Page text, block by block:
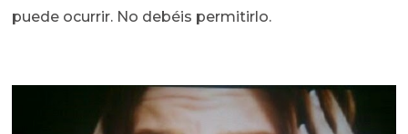
puede ocurrir. No debéis permitirlo.